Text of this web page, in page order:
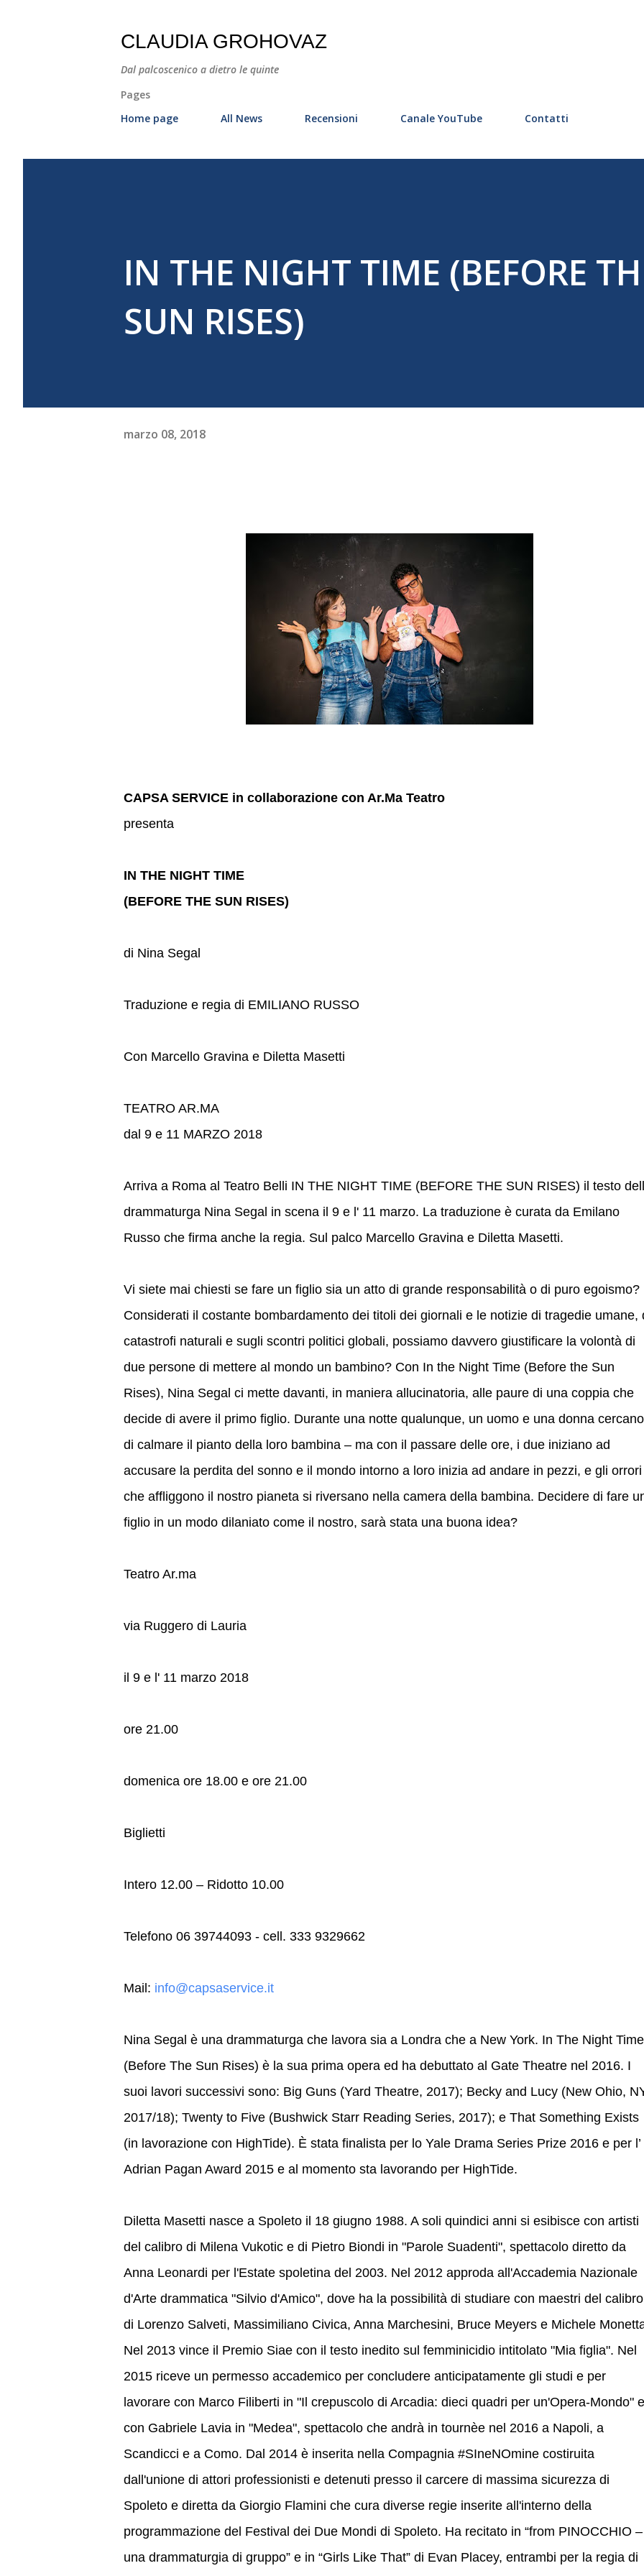
CLAUDIA GROHOVAZ
Dal palcoscenico a dietro le quinte
Pages
Home page
All News Recensioni Canale YouTube Contatti
IN THE NIGHT TIME (BEFORE
SUN RISES)
marzo 08, 2018
CAPSA SERVICE in collaborazione con Ar.Ma Teatro
presenta
IN THE NIGHT TIME
(BEFORE THE SUN RISES)
di Nina Segal
Traduzione e regia di EMILIANO RUSSO
Con Marcello Gravina e Diletta Masetti
TEATRO AR.MA
dal 9 e 11 MARZO 2018
Arriva a Roma al Teatro Belli IN THE NIGHT TIME (BEFORE THE SUN RISES) il testo
drammaturga Nina Segal in scena il 9 e l' 11 marzo. La traduzione è curata da Emilano
Russo che firma anche la regia. Sul palco Marcello Gravina e Diletta Masetti.
Vi siete mai chiesti se fare un figlio sia un atto di grande responsabilità o di puro egoismo?
Considerati il costante bombardamento dei titoli dei giornali e le notizie di tragedie umane,
catastrofi naturali e sugli scontri politici globali, possiamo davvero giustificare la volontà di
due persone di mettere al mondo un bambino? Con In the Night Time (Before the Sun
Rises), Nina Segal ci mette davanti, in maniera allucinatoria, alle paure di una coppia che
decide di avere il primo figlio. Durante una notte qualunque, un uomo e una donna cercano
di calmare il pianto della loro bambina – ma con il passare delle ore, i due iniziano ad
accusare la perdita del sonno e il mondo intorno a loro inizia ad andare in pezzi, e gli orrori
che affliggono il nostro pianeta si riversano nella camera della bambina. Decidere di fare
figlio in un modo dilaniato come il nostro, sarà stata una buona idea?
Teatro Ar.ma
via Ruggero di Lauria
il 9 e l' 11 marzo 2018
ore 21.00
domenica ore 18.00 e ore 21.00
Biglietti
Intero 12.00 – Ridotto 10.00
Telefono 06 39744093 - cell. 333 9329662
Mail: info@capsaservice.it
Nina Segal è una drammaturga che lavora sia a Londra che a New York. In The Night Time
(Before The Sun Rises) è la sua prima opera ed ha debuttato al Gate Theatre nel 2016. I
suoi lavori successivi sono: Big Guns (Yard Theatre, 2017); Becky and Lucy (New Ohio,
2017/18); Twenty to Five (Bushwick Starr Reading Series, 2017); e That Something Exists
(in lavorazione con HighTide). È stata finalista per lo Yale Drama Series Prize 2016 e per l’
Adrian Pagan Award 2015 e al momento sta lavorando per HighTide.
Diletta Masetti nasce a Spoleto il 18 giugno 1988. A soli quindici anni si esibisce con artisti
del calibro di Milena Vukotic e di Pietro Biondi in "Parole Suadenti", spettacolo diretto da
Anna Leonardi per l'Estate spoletina del 2003. Nel 2012 approda all'Accademia Nazionale
d'Arte drammatica "Silvio d'Amico", dove ha la possibilità di studiare con maestri del calibro
di Lorenzo Salveti, Massimiliano Civica, Anna Marchesini, Bruce Meyers e Michele
Nel 2013 vince il Premio Siae con il testo inedito sul femminicidio intitolato "Mia figlia". Nel
2015 riceve un permesso accademico per concludere anticipatamente gli studi e per
lavorare con Marco Filiberti in "Il crepuscolo di Arcadia: dieci quadri per un'Opera-Mondo" e
con Gabriele Lavia in "Medea", spettacolo che andrà in tournèe nel 2016 a Napoli, a
Scandicci e a Como. Dal 2014 è inserita nella Compagnia #SIneNOmine costiruita
dall'unione di attori professionisti e detenuti presso il carcere di massima sicurezza di
Spoleto e diretta da Giorgio Flamini che cura diverse regie inserite all'interno della
programmazione del Festival dei Due Mondi di Spoleto. Ha recitato in “from PINOCCHIO –
una drammaturgia di gruppo” e in “Girls Like That” di Evan Placey, entrambi per la regia di